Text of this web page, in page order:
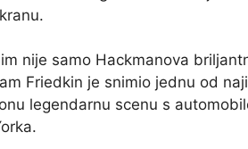
nije samo Hackmanova
Friedkin je snimio jednu od
legendarnu scenu s